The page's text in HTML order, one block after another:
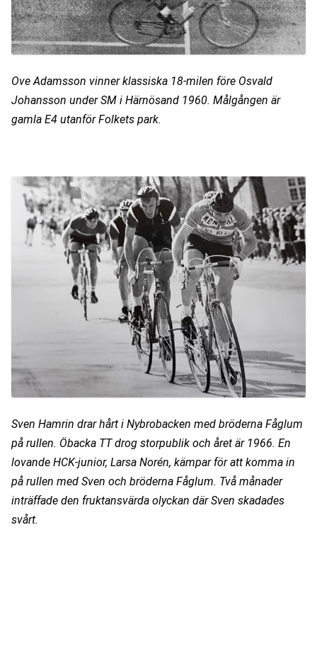
Ove Adamsson vinner klassiska 18-milen före Osvald
Johansson under SM i Härnösand 1960. Målgången är
gamla E4 utanför Folkets park.
Sven Hamrin drar hårt i Nybrobacken med bröderna Fåglum
på rullen. Öbacka TT drog storpublik och året är 1966. En
lovande HCK-junior, Larsa Norén, kämpar för att komma in
på rullen med Sven och bröderna Fåglum. Två månader
inträffade den fruktansvärda olyckan där Sven skadades
svårt.